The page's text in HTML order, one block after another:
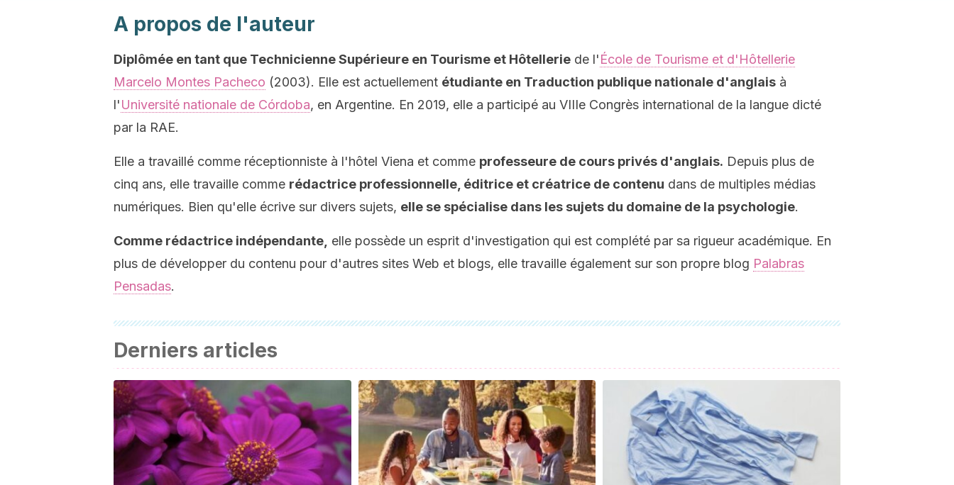
A propos de l'auteur
Diplômée en tant que Technicienne Supérieure en Tourisme et Hôtellerie de l'École de Tourisme et d'Hôtellerie
Marcelo Montes Pacheco (2003). Elle est actuellement étudiante en Traduction publique nationale d'anglais à
l'Université nationale de Córdoba, en Argentine. En 2019, elle a participé au VIIIe Congrès international de la langue dicté
par la RAE.
Elle a travaillé comme réceptionniste à l'hôtel Viena et comme professeure de cours privés d'anglais. Depuis plus de
cinq ans, elle travaille comme rédactrice professionnelle, éditrice et créatrice de contenu dans de multiples médias
numériques. Bien qu'elle écrive sur divers sujets, elle se spécialise dans les sujets du domaine de la psychologie.
Comme rédactrice indépendante, elle possède un esprit d'investigation qui est complété par sa rigueur académique. En
plus de développer du contenu pour d'autres sites Web et blogs, elle travaille également sur son propre blog Palabras
Pensadas.
Derniers articles